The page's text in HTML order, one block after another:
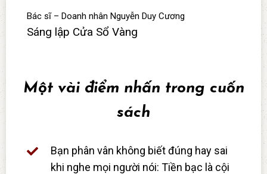
Bác sĩ – Doanh nhân Nguyễn Duy Cương
Sáng lập Cửa Sổ Vàng
Một vài điểm nhấn trong cuốn
sách
Bạn phân vân không biết đúng hay sai
khi nghe mọi người nói: Tiền bạc là cội